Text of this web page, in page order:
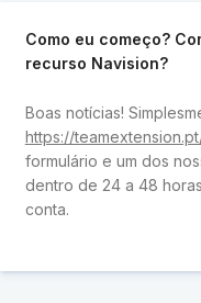
Como eu começo?
recurso Navision?
Boas notícias!
https://
formulário e um dos
dentro de 24 a 48
conta.